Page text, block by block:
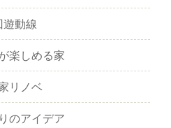
遊動線
楽しめる家
リノベ
のアイデア